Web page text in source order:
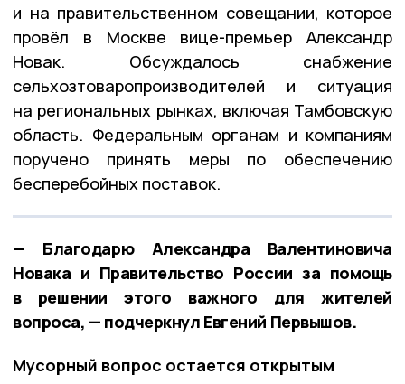
и на правительственном совещании, которое
провёл в Москве вице-премьер Александр
Новак. Обсуждалось снабжение
сельхозтоваропроизводителей и ситуация
на региональных рынках, включая Тамбовскую
область. Федеральным органам и компаниям
поручено принять меры по обеспечению
бесперебойных поставок.
— Благодарю Александра Валентиновича
Новака и Правительство России за помощь
в решении этого важного для жителей
вопроса, — подчеркнул Евгений Первышов.
Мусорный вопрос остается открытым